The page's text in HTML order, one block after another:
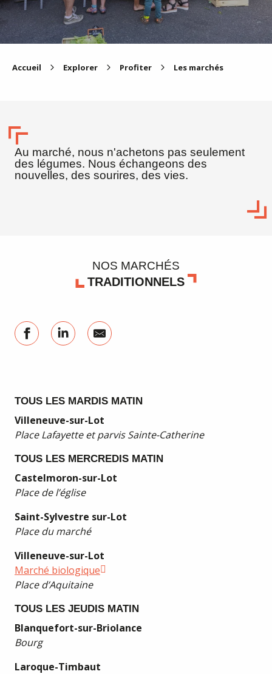
Accueil Explorer Profiter Les marchés
Au marché, nous n'achetons pas seulement
des légumes. Nous échangeons des
nouvelles, des sourires, des vies.
NOS MARCHÉS
TRADITIONNELS
TOUS LES MARDIS MATIN
Villeneuve-sur-Lot
Place Lafayette et parvis Sainte-Catherine
TOUS LES MERCREDIS MATIN
Castelmoron-sur-Lot
Place de l’église
Saint-Sylvestre sur-Lot
Place du marché
Villeneuve-sur-Lot
Marché biologique
Place d’Aquitaine
TOUS LES JEUDIS MATIN
Blanquefort-sur-Briolance
Bourg
Laroque-Timbaut